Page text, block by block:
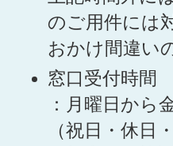
のご用件には
おかけ間違い
窓口受付時間
：月曜日か
（祝日・休日